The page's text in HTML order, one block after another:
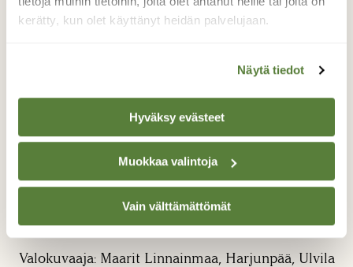
kerätty, kun olet käyttänyt heidän palvelujaan.
Näytä tiedot
Hyväksy evästeet
Muokkaa valintoja
Vain välttämättömät
Lehtopöllön poikanen
Luin iltasatua eräänä iltana tytölleni
pöllönpoikasesta ja samana yönä
parvekkeelle tuli tämä kaveri meitä
katselemaan. Hieno sattuma.
Valokuvaaja: Maarit Linnainmaa, Harjunpää, Ulvila